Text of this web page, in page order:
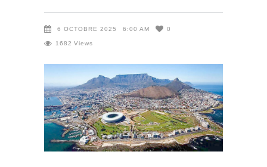
6 OCTOBRE 2025 6:00 AM 0
1682 Views